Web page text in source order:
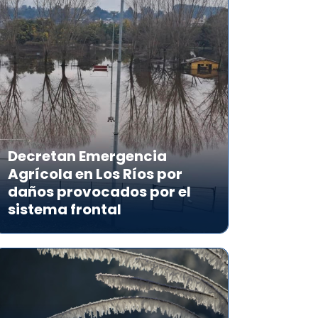
Decretan Emergencia
Agrícola en Los Ríos por
daños provocados por el
sistema frontal